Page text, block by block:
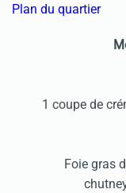
Plan du quartier
1 coupe de
Foie gras